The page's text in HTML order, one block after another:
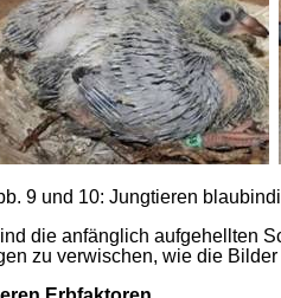
9 und 10: Jungtieren
die anfänglich aufgehellten
zu verwischen, wie die